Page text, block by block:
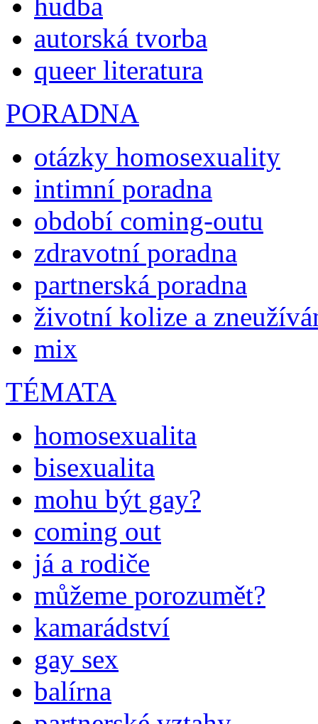
autorská tvorba
queer literatura
PORADNA
otázky homosexuality
intimní poradna
období coming-outu
zdravotní poradna
partnerská poradna
životní kolize a
mix
TÉMATA
homosexualita
bisexualita
mohu být gay?
coming out
já a rodiče
můžeme porozumět?
kamarádství
gay sex
balírna